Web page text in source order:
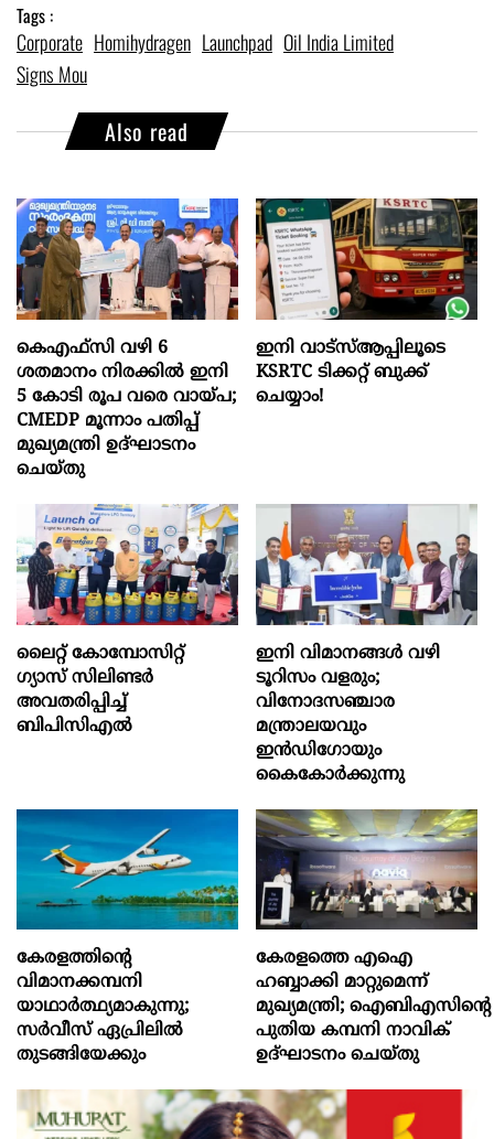
Tags :
Corporate Homihydragen Launchpad Oil India Limited
Signs Mou
Also read
കെഎഫ്സി വഴി 6
ശതമാനം നിരക്കിൽ ഇനി
5 കോടി രൂപ വരെ വായ്പ;
CMEDP മൂന്നാം പതിപ്പ്
മുഖ്യമന്ത്രി ഉദ്ഘാടനം
ചെയ്തു
ഇനി വാട്‌സ്ആപ്പിലൂടെ
KSRTC ടിക്കറ്റ് ബുക്ക്
ചെയ്യാം!
ലൈറ്റ് കോമ്പോസിറ്റ്
ഗ്യാസ് സിലിണ്ടർ
അവതരിപ്പിച്ച്
ബിപിസിഎൽ
ഇനി വിമാനങ്ങള്‍ വഴി
ടൂറിസം വളരും;
വിനോദസഞ്ചാര
മന്ത്രാലയവും
ഇന്‍ഡിഗോയും
കൈകോര്‍ക്കുന്നു
കേരളത്തിന്റെ
വിമാനക്കമ്പനി
യാഥാര്‍ത്ഥ്യമാകുന്നു;
സര്‍വീസ് ഏപ്രിലില്‍
തുടങ്ങിയേക്കും
കേരളത്തെ എഐ
ഹബ്ബാക്കി മാറ്റുമെന്ന്
മുഖ്യമന്ത്രി; ഐബിഎസിന്റെ
പുതിയ കമ്പനി നാവിക്
ഉദ്ഘാടനം ചെയ്തു